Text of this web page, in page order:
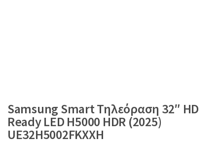
Samsung Smart Τηλεόραση 32″ HD
Ready LED H5000 HDR (2025)
UE32H5002FKXXH